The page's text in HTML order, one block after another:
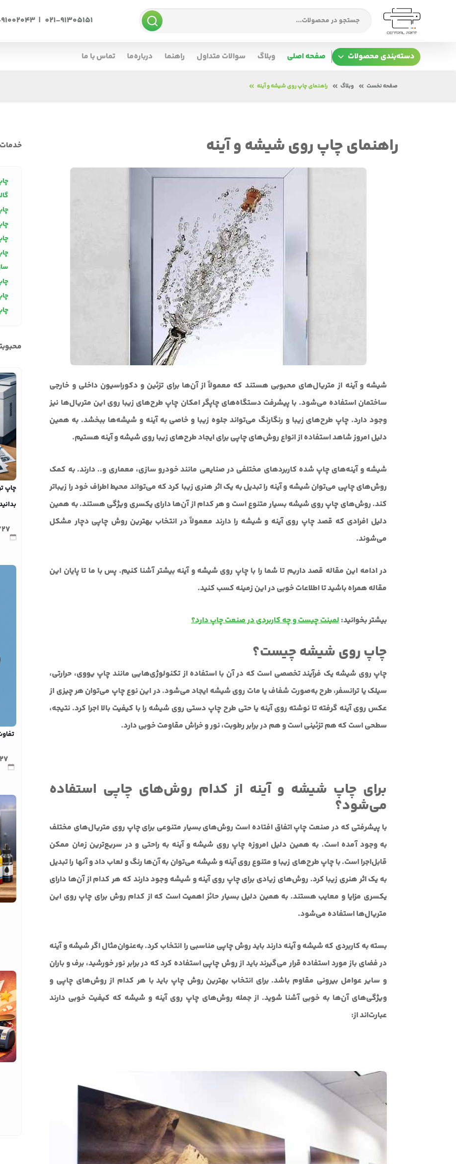
021-91305151
|
دسته‌بندی محصولات صفحه اصلی وبلاگ سوالات متداول راهنما درباره‌ما تماس با ما
صفحه نخست وبلاگ راهنمای چاپ روی شیشه و آینه
راهنمای چاپ روی شیشه و آینه
شیشه و آینه از متریال‌های محبوبی هستند که معمولاً از آن‌ها برای تزئین و دکوراسیون داخلی و خارجی
ساختمان استفاده می‌شود. با پیشرفت دستگاه‌های چاپگر امکان چاپ طرح‌های زیبا روی این متریال‌ها نیز
وجود دارد. چاپ طرح‌های زیبا و رنگارنگ می‌تواند جلوه زیبا و خاصی به آینه و شیشه‌ها ببخشد. به همین
دلیل امروز شاهد استفاده از انواع روش‌های چاپی برای ایجاد طرح‌های زیبا روی شیشه و آینه هستیم.
شیشه و آینه‌های چاپ شده کاربردهای مختلفی در صنایعی مانند خودرو سازی، معماری و.. دارند. به کمک
روش‌های چاپی می‌توان شیشه و آینه را تبدیل به یک اثر هنری زیبا کرد که می‌تواند محیط اطراف خود را زیباتر
کند. روش‌های چاپ روی شیشه بسیار متنوع است و هر کدام از آن‌ها دارای یکسری ویژگی هستند. به همین
دلیل افرادی که قصد چاپ روی آینه و شیشه را دارند معمولاً در انتخاب بهترین روش چاپی دچار مشکل
می‌شوند.
در ادامه این مقاله قصد داریم تا شما را با چاپ روی شیشه و آینه بیشتر آشنا کنیم. پس با ما تا پایان این
مقاله همراه باشید تا اطلاعات خوبی در این زمینه کسب کنید.
بیشتر بخوانید:لمینت چیست و چه کاربردی در صنعت چاپ دارد؟
چاپ روی شیشه چیست؟
چاپ روی شیشه یک فرآیند تخصصی است که در آن با استفاده از تکنولوژی‌هایی مانند چاپ یووی، حرارتی،
سیلک یا ترانسفر، طرح به‌صورت شفاف یا مات روی شیشه ایجاد می‌شود. در این نوع چاپ می‌توان هر چیزی از
عکس روی آینه گرفته تا نوشته روی آینه یا حتی طرح چاپ دستی روی شیشه را با کیفیت بالا اجرا کرد. نتیجه،
سطحی است که هم تزئینی است و هم در برابر رطوبت، نور و خراش مقاومت خوبی دارد.
برای چاپ شیشه و آینه از کدام روش‌های چاپی استفاده
می‌شود؟
با پیشرفتی که در صنعت چاپ اتفاق افتاده است روش‌های بسیار متنوعی برای چاپ روی متریال‌های مختلف
به وجود آمده است. به همین دلیل امروزه چاپ روی شیشه و آینه به راحتی و در سریع‌ترین زمان ممکن
قابل‌اجرا است. با چاپ طرح‌های زیبا و متنوع روی آینه و شیشه می‌توان به آن‌ها رنگ و لعاب داد و آنها را تبدیل
به یک اثر هنری زیبا کرد. روش‌های زیادی برای چاپ روی آینه و شیشه وجود دارند که هر کدام از آن‌ها دارای
یکسری مزایا و معایب هستند. به همین دلیل بسیار حائز اهمیت است که از کدام روش برای چاپ روی این
متریال‌ها استفاده می‌شود.
بسته به کاربردی که شیشه و آینه دارند باید روش چاپی مناسبی را انتخاب کرد. به‌عنوان‌مثال اگر شیشه و آینه
در فضای باز مورد استفاده قرار می‌گیرند باید از روش چاپی استفاده کرد که در برابر نور خورشید، برف و باران
و سایر عوامل بیرونی مقاوم باشد. برای انتخاب بهترین روش چاپ باید با هر کدام از روش‌های چاپی و
ویژگی‌های آن‌ها به خوبی آشنا شوید. از جمله روش‌های چاپ روی آینه و شیشه که کیفیت خوبی دارند
عبارت‌اند از:
چاپ